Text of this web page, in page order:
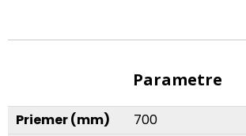
Parametre
Priemer (mm)
700